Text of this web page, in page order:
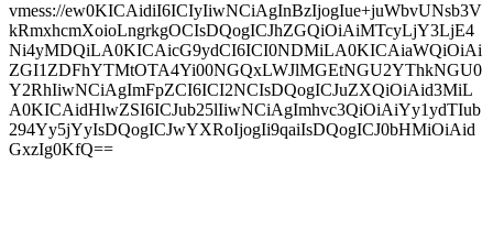
vmess://ew0KICAidiI6ICIyIiwNCiAgInBzIjogIue+juWbvUNsb3V
kRmxhcmXoioLngrkgOCIsDQogICJhZGQiOiAiMTcyLjY3LjE4
Ni4yMDQiLA0KICAicG9ydCI6ICI0NDMiLA0KICAiaWQiOiAi
ZGI1ZDFhYTMtOTA4Yi00NGQxLWJlMGEtNGU2YThkNGU0
Y2RhIiwNCiAgImFpZCI6ICI2NCIsDQogICJuZXQiOiAid3MiL
A0KICAidHlwZSI6ICJub25lIiwNCiAgImhvc3QiOiAiYy1ydTIub
294Yy5jYyIsDQogICJwYXRoIjogIi9qaiIsDQogICJ0bHMiOiAid
GxzIg0KfQ==